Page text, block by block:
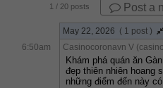
1 / 20 posts Post a
May 22, 2026 ( 1 post )
6:50am
Casinocoronavn V
Khám phá quán ăn
đẹp thiên nhiên hoang
những điểm đến này